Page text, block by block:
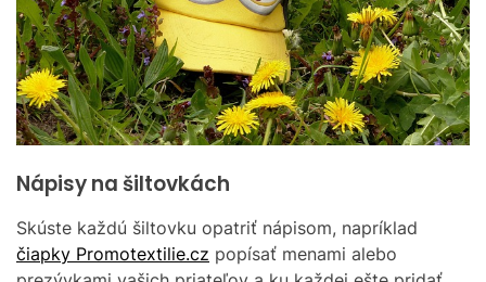
Nápisy na šiltovkách
Skúste každú šiltovku opatriť nápisom, napríklad
čiapky Promotextilie.cz popísať menami alebo